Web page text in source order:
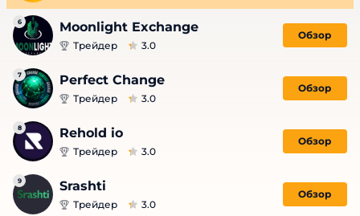
6 Moonlight Exchange
Трейдер 3.0
Обзор
7 Perfect Change
Трейдер 3.0
Обзор
8 Rehold io
Трейдер 3.0
Обзор
9 Srashti
Трейдер 3.0
Обзор